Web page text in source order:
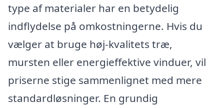
type af materialer har en betydelig
indflydelse på omkostningerne. Hvis du
vælger at bruge høj-kvalitets træ,
mursten eller energieffektive vinduer, vil
priserne stige sammenlignet med mere
standardløsninger. En grundig